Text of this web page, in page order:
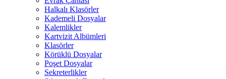
Halkalı Klasörler
Kademeli Dosyalar
Kalemlikler
Kartvizit Albümleri
Klasörler
Körüklü Dosyalar
Poşet Dosyalar
Sekreterlikler